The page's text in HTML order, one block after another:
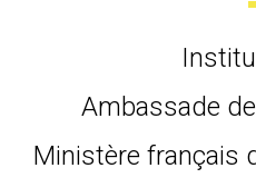
Ambassade
Ministère français